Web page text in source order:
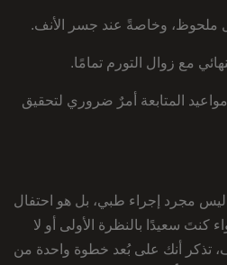
ملحوظ، وخاصةً عند جسر الأنف.
مع زوال التورم تمامًا.
المتابعة أمرٌ ضروري لتحقيق
ليس مجرد إجراء طبي، بل هو احتفال
كنتَ سعيدًا بالنظرة الأولى أو لا
تذكر أنك على بُعد خطوة واحدة من